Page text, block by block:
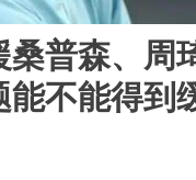
普森、周
不能得到